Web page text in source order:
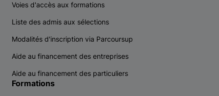
Voies d'accès aux formations
Liste des admis aux sélections
Modalités d'inscription via Parcoursup
Aide au financement des entreprises
Aide au financement des particuliers
Formations